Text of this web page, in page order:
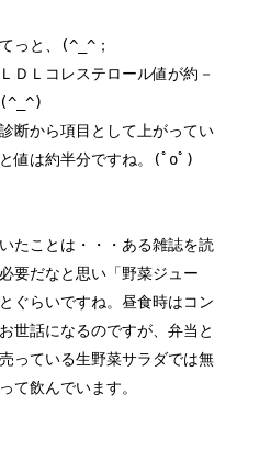
っと、(^_^；
ＤＬコレステロール値が約－
(^_^)
断から項目として上がってい
値は約半分ですね。(ﾟoﾟ)
たことは・・・ある雑誌を読
要だなと思い「野菜ジュー
ぐらいですね。昼食時はコン
世話になるのですが、弁当と
っている生野菜サラダでは無
て飲んでいます。